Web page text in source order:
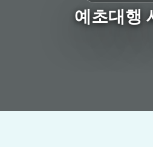
예초대행